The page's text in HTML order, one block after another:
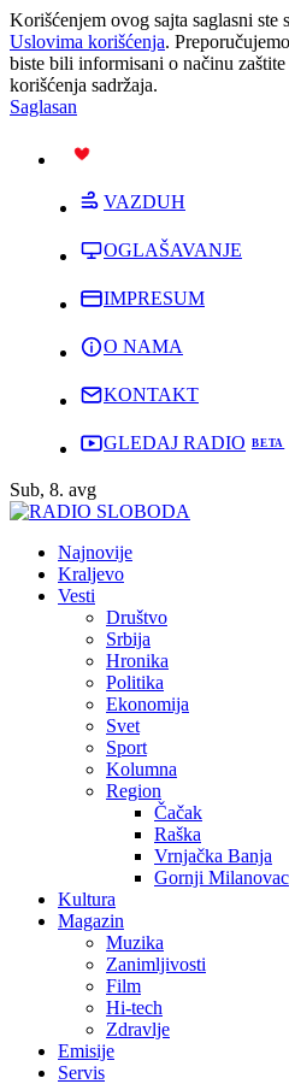
Korišćenjem ovog sajta saglasni ste
Uslovima korišćenja.
biste bili informisani o načinu
korišćenja sadržaja.
Saglasan
VAZDUH
OGLAŠAVANJE
IMPRESUM
O NAMA
KONTAKT
GLEDAJ RADIO
Sub, 8. avg
Najnovije
Kraljevo
Vesti
Društvo
Srbija
Hronika
Politika
Ekonomija
Svet
Sport
Kolumna
Region
Čačak
Raška
Vrnjačka Banja
Gornji Milanovac
Kultura
Magazin
Muzika
Zanimljivosti
Film
Hi-tech
Zdravlje
Emisije
Servis